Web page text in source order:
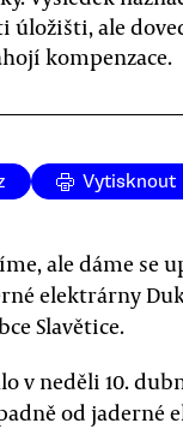
úložišti, ale
kompenzace.
Vytisknout
ale dáme se
elektrárny
Slavětice.
v neděli 10.
od jaderné